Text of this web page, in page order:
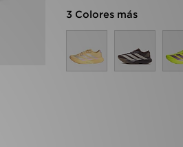
3 Colores más